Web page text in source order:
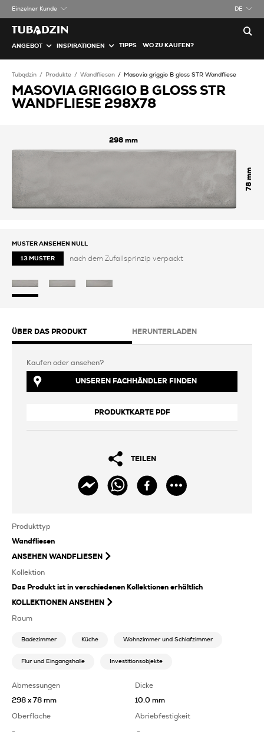
Einzelner Kunde DE
ANGEBOT INSPIRATIONEN TIPPS WO ZU KAUFEN?
Tubądzin Produkte Wandfliesen Masovia griggio B gloss STR Wandfliese
MASOVIA GRIGGIO B GLOSS STR
WANDFLIESE 298X78
298
78
MUSTER ANSEHEN NULL
13 MUSTER nach dem Zufallsprinzip verpackt
ÜBER DAS PRODUKT HERUNTERLADEN
Kaufen oder ansehen?
UNSEREN FACHHÄNDLER FINDEN
PRODUKTKARTE PDF
TEILEN
Produkttyp
Wandfliesen
ANSEHEN WANDFLIESEN
Kollektion
Das Produkt ist in verschiedenen Kollektionen erhältlich
KOLLEKTIONEN ANSEHEN
Raum
Badezimmer Küche Wohnzimmer und Schlafzimmer
Flur und Eingangshalle Investitionsobjekte
Abmessungen
298 x 78 mm
Dicke
10.0 mm
Oberfläche
-
Abriebfestigkeit
-